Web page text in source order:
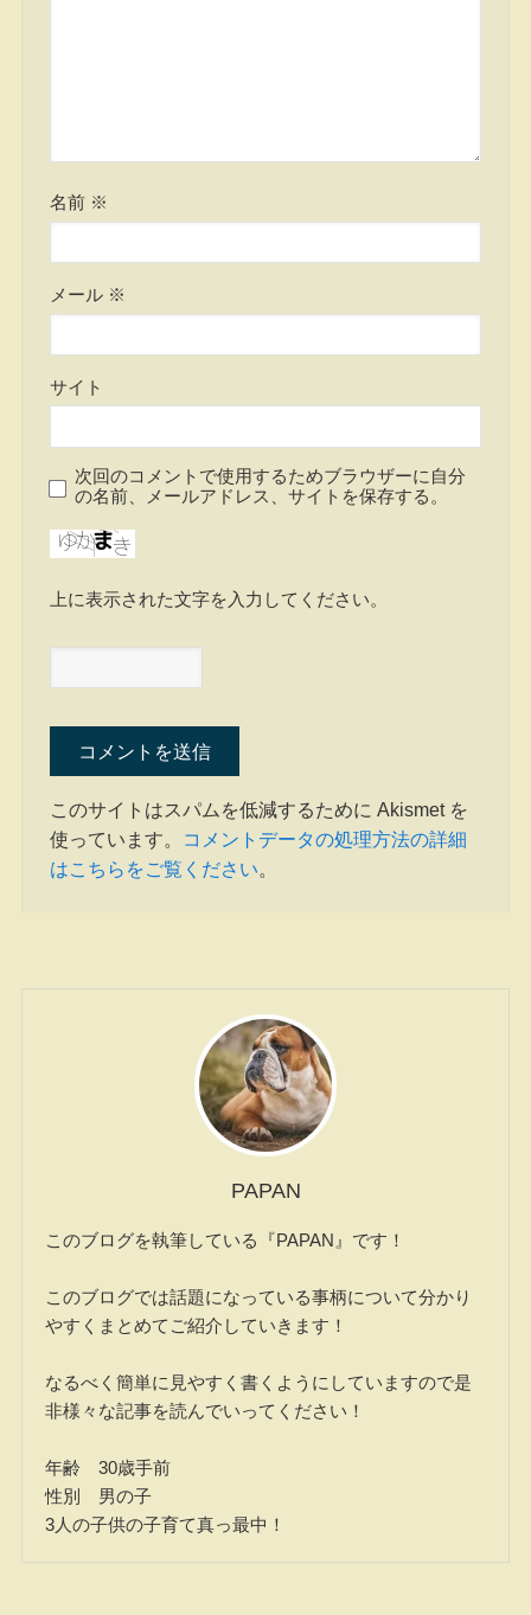
名前 ※
メール ※
サイト
次回のコメントで使用するためブラウザーに自分
の名前、メールアドレス、サイトを保存する。
上に表示された文字を入力してください。
このサイトはスパムを低減するために Akismet を
使っています。
コメントデータの処理方法の詳細
はこちらをご覧ください。
PAPAN
このブログを執筆している『PAPAN』です！
このブログでは話題になっている事柄について分かり
やすくまとめてご紹介していきます！
なるべく簡単に見やすく書くようにしていますので是
非様々な記事を読んでいってください！
年齢 30歳手前
性別 男の子
3人の子供の子育て真っ最中！